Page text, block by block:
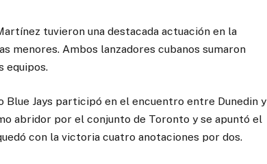
tuvieron una destacada actuación en la
menores. Ambos lanzadores cubanos sumaron
equipos.
Jays participó en el encuentro entre Dunedin y
abridor por el conjunto de Toronto y se apuntó el
con la victoria cuatro anotaciones por dos.